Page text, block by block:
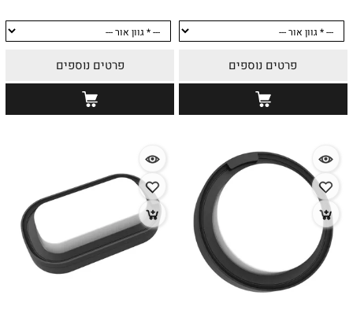
פרטים נוספים פרטים נוספים